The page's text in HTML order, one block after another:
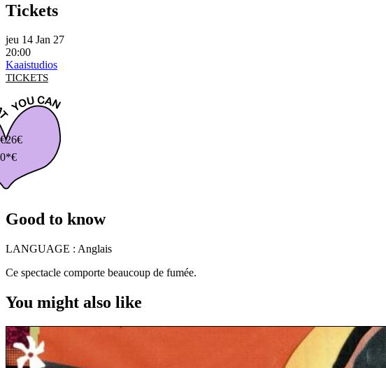
Tickets
jeu 14 Jan 27
20:00
Kaaistudios
TICKETS
26€
Good to know
LANGUAGE : Anglais
Ce spectacle comporte beaucoup de fumée.
You might also like